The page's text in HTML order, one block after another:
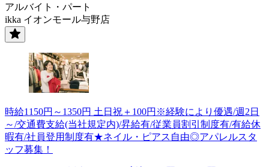
アルバイト・パート
ikka イオンモール与野店
時給1150円～1350円 土日祝＋100円※経験により優遇/週2日
～/交通費支給(当社規定内)/昇給有/従業員割引制度有/有給休
暇有/社員登用制度有★ネイル・ピアス自由◎アパレルスタ
ッフ募集！